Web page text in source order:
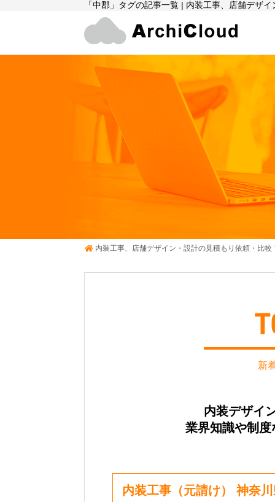
「中郡」タグの記事一覧 | 内装工事、店舗デザ
内装工事、店舗デザイン・設計の見積もり依頼・比較
新
内装デザイ
業界知識や制
内装工事（元請け） 神奈